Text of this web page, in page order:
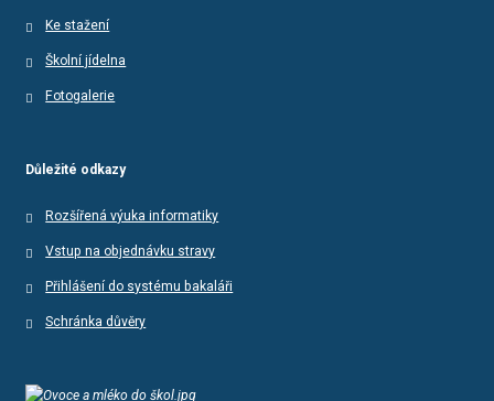
Ke stažení
Školní jídelna
Fotogalerie
Důležité odkazy
Rozšířená výuka informatiky
Vstup na objednávku stravy
Přihlášení do systému bakaláři
Schránka důvěry